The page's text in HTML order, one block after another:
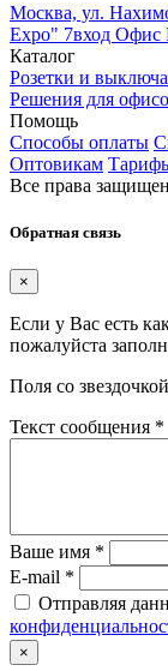
Москва, ул.
Expo" 7вход
Каталог
Розетки и
Решения для
Помощь
Способы оплаты
Оптовикам
Все права
Обратная связь
×
Если у Вас есть
пожалуйста
Поля со
Текст сообщения *
Ваше имя *
E-mail *
Отправляя
×